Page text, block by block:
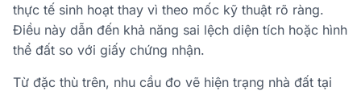
thực tế sinh hoạt thay vì theo mốc kỹ thuật rõ ràng.
Điều này dẫn đến khả năng sai lệch diện tích hoặc hình
thể đất so với giấy chứng nhận.
Từ đặc thù trên, nhu cầu đo vẽ hiện trạng nhà đất tại